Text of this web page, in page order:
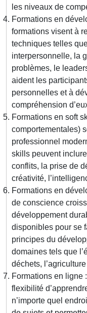
les niveaux de
Formations en
formations visent à
techniques telles
interpersonnelle, la
problèmes, le
aident les
personnelles et à
compréhension
Formations en soft
comportementales)
professionnel
skills peuvent
conflits, la prise de
créativité,
Formations en
de conscience
développement
disponibles pour se
principes du
domaines tels que
déchets,
Formations en ligne
flexibilité
n’importe quel